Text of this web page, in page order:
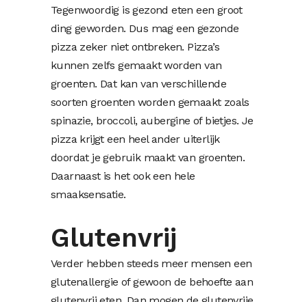
Tegenwoordig is gezond eten een groot
ding geworden. Dus mag een gezonde
pizza zeker niet ontbreken. Pizza’s
kunnen zelfs gemaakt worden van
groenten. Dat kan van verschillende
soorten groenten worden gemaakt zoals
spinazie, broccoli, aubergine of bietjes. Je
pizza krijgt een heel ander uiterlijk
doordat je gebruik maakt van groenten.
Daarnaast is het ook een hele
smaaksensatie.
Glutenvrij
Verder hebben steeds meer mensen een
glutenallergie of gewoon de behoefte aan